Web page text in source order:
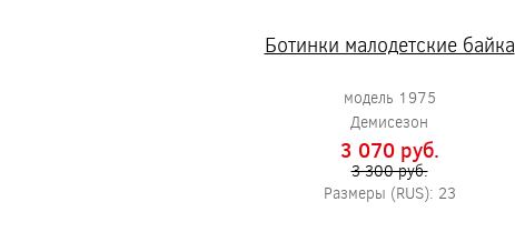
Ботинки малодетские байка
модель 1975
Демисезон
3 070 pуб.
3 300 pуб.
Размеры (RUS): 23